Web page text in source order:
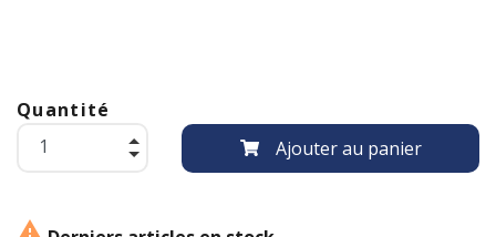
Quantité
Ajouter au panier
